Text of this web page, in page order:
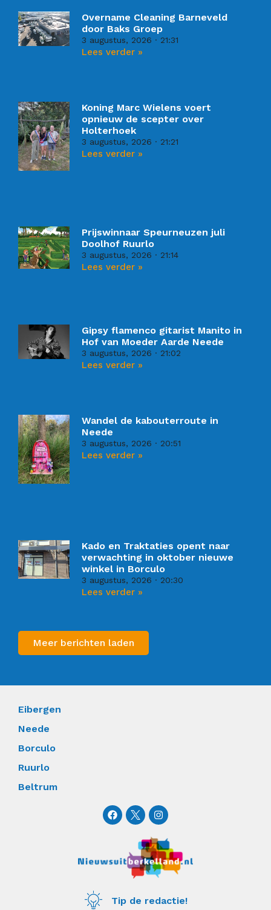
Overname Cleaning Barneveld
door Baks Groep
3 augustus, 2026 21:31
Lees verder »
Koning Marc Wielens voert
opnieuw de scepter over
Holterhoek
3 augustus, 2026 21:21
Lees verder »
Prijswinnaar Speurneuzen juli
Doolhof Ruurlo
3 augustus, 2026 21:14
Lees verder »
Gipsy flamenco gitarist Manito in
Hof van Moeder Aarde Neede
3 augustus, 2026 21:02
Lees verder »
Wandel de kabouterroute in
Neede
3 augustus, 2026 20:51
Lees verder »
Kado en Traktaties opent naar
verwachting in oktober nieuwe
winkel in Borculo
3 augustus, 2026 20:30
Lees verder »
Meer berichten laden
Eibergen
Neede
Borculo
Ruurlo
Beltrum
F
a
c
o
o
I
n
s
t
a
g
r
a
Tip de redactie!